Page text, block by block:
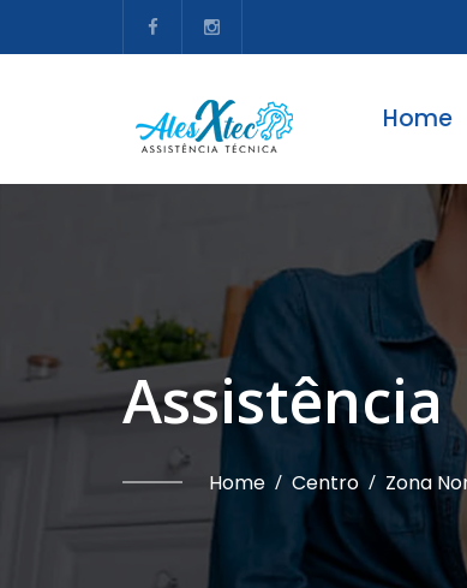
Home
Home / Centro / Zona